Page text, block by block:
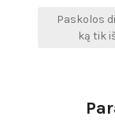
įrašųPaskolos
ką tik